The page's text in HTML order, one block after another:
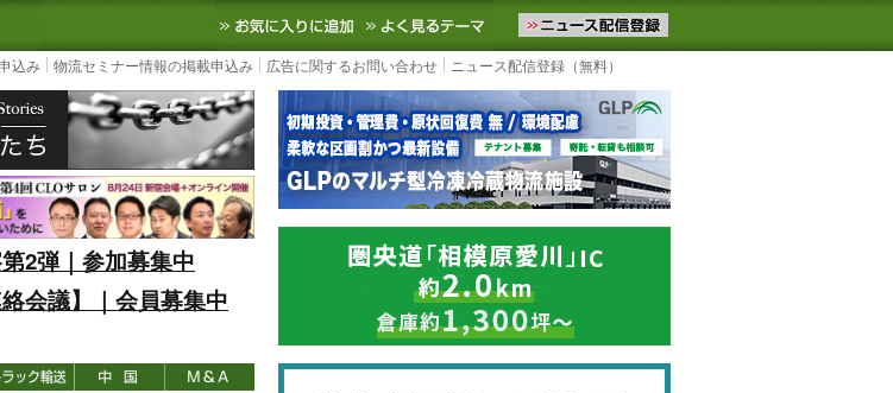
ニュースサイト
3PL, SCMなど国内外の最新の物流ニュースをお届けします。物流ニュースメール配信を登録す
お気に入りに追加 よく見るテーマ
込み 物流セミナー情報の掲載申込み 広告に関するお問い合わせ ニュース配信登録（無料）
2弾｜参加募集中
会議】｜会員募集中